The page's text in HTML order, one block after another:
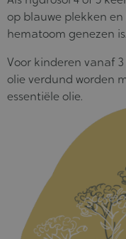
op blauwe plekken
hematoom genezen is.
Voor kinderen vanaf
olie verdund worden
essentiële olie.